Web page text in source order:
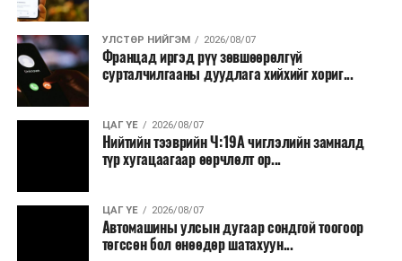
УЛСТӨР НИЙГЭМ 2026/08/07
Францад иргэд рүү зөвшөөрөлгүй
сурталчилгааны дуудлага хийхийг хориг...
ЦАГ ҮЕ 2026/08/07
Нийтийн тээврийн Ч:19А чиглэлийн замналд
түр хугацаагаар өөрчлөлт ор...
ЦАГ ҮЕ 2026/08/07
Автомашины улсын дугаар сондгой тоогоор
төгссөн бол өнөөдөр шатахуун...